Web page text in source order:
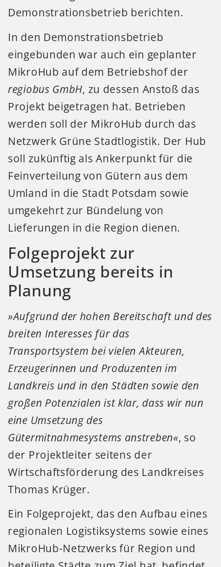
Demonstrationsbetrieb berichten.
In den Demonstrationsbetrieb
eingebunden war auch ein geplanter
MikroHub auf dem Betriebshof der
regiobus GmbH, zu dessen Anstoß das
Projekt beigetragen hat. Betrieben
werden soll der MikroHub durch das
Netzwerk Grüne Stadtlogistik. Der Hub
soll zukünftig als Ankerpunkt für die
Feinverteilung von Gütern aus dem
Umland in die Stadt Potsdam sowie
umgekehrt zur Bündelung von
Lieferungen in die Region dienen.
Folgeprojekt zur
Umsetzung bereits in
Planung
»Aufgrund der hohen Bereitschaft und des
breiten Interesses für das
Transportsystem bei vielen Akteuren,
Erzeugerinnen und Produzenten im
Landkreis und in den Städten sowie den
großen Potenzialen ist klar, dass wir nun
eine Umsetzung des
Gütermitnahmesystems anstreben«, so
der Projektleiter seitens der
Wirtschaftsförderung des Landkreises
Thomas Krüger.
Ein Folgeprojekt, das den Aufbau eines
regionalen Logistiksystems sowie eines
MikroHub-Netzwerks für Region und